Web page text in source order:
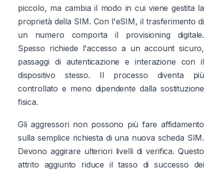
piccolo, ma cambia il modo in cui viene gestita la
proprietà della SIM. Con l'eSIM, il trasferimento di
un numero comporta il provisioning digitale.
Spesso richiede l'accesso a un account sicuro,
passaggi di autenticazione e interazione con il
dispositivo stesso. Il processo diventa più
controllato e meno dipendente dalla sostituzione
fisica.
Gli aggressori non possono più fare affidamento
sulla semplice richiesta di una nuova scheda SIM.
Devono aggirare ulteriori livelli di verifica. Questo
attrito aggiunto riduce il tasso di successo dei